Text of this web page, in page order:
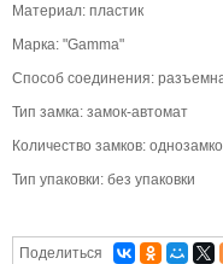
Материал: пластик
Марка: "Gamma"
Способ соединения:
Тип замка: замок-автомат
Количество замков:
Тип упаковки: без упаковки
Поделиться